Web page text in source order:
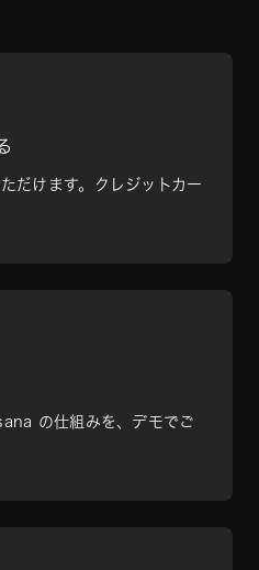
だけます。クレジットカー
の仕組みを、デモでご